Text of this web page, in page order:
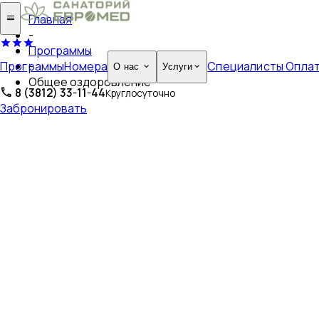
ПрограммыНомера О нас Услуги Специалисты
8 (3812) 33-11-44Круглосуточно
Забронировать
Главная
-
Программы
-
Общее оздоровление